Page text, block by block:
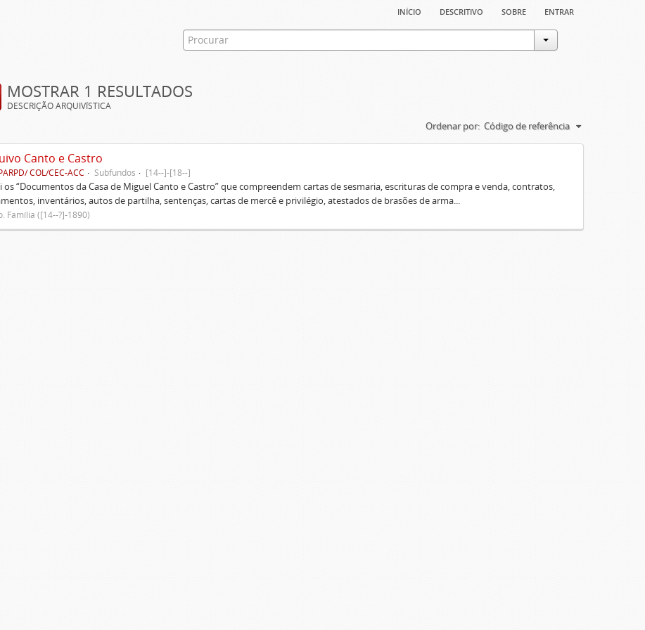
início descritivo sobre entrar
MOSTRAR 1 RESULTADOS
DESCRIÇÃO ARQUIVÍSTICA
Ordenar por: Código de referência
Canto e Castro
COL/CEC-ACC Subfundos [14--]-[18--]
os “Documentos da Casa de Miguel Canto e Castro” que compreendem cartas de sesmaria, escrituras de compra e venda, contratos,
inventários, autos de partilha, sentenças, cartas de mercê e privilégio, atestados de brasões de arma...
Família ([14--?]-1890)